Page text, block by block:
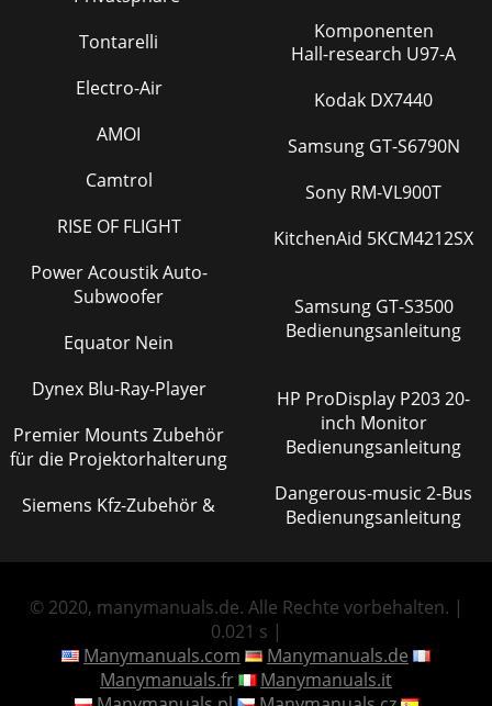
Tontarelli
Electro-Air
AMOI
Camtrol
RISE OF FLIGHT
Power Acoustik Auto-
Subwoofer
Equator Nein
Dynex Blu-Ray-Player
Premier Mounts Zubehör
für die Projektorhalterung
Siemens Kfz-Zubehör &
Komponenten
Hall-research U97-A
Kodak DX7440
Samsung GT-S6790N
Sony RM-VL900T
KitchenAid 5KCM4212SX
Samsung GT-S3500
Bedienungsanleitung
HP ProDisplay P203 20-
inch Monitor
Bedienungsanleitung
Dangerous-music 2-Bus
Bedienungsanleitung
© 2020, manymanuals.de. Alle Rechte vorbehalten. |
0.021 s |
Manymanuals.com
Manymanuals.de
Manymanuals.fr
Manymanuals.it